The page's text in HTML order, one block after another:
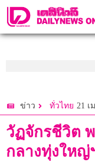
ข่าว ทั่วไทย 21 เ
วัฏจักรชีวิต
กลางทุ่งใหญ่